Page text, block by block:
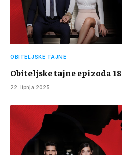
OBITELJSKE TAJNE
Obiteljske tajne epizoda 18
22. lipnja 2025.